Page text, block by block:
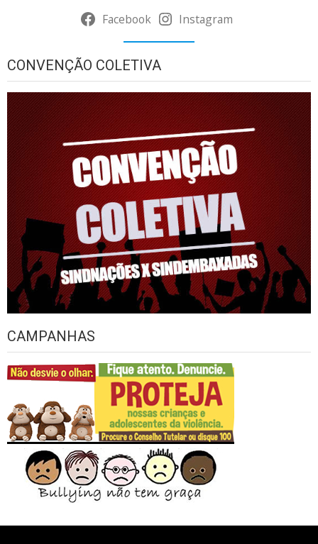
Facebook Instagram
CONVENÇÃO COLETIVA
CAMPANHAS